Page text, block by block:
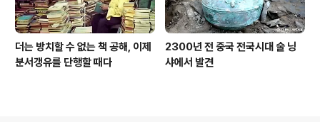
더는 방치할 수 없는 책 공해, 이제
분서갱유를 단행할 때다
2300년 전 중국 전국시대 술 닝
샤에서 발견